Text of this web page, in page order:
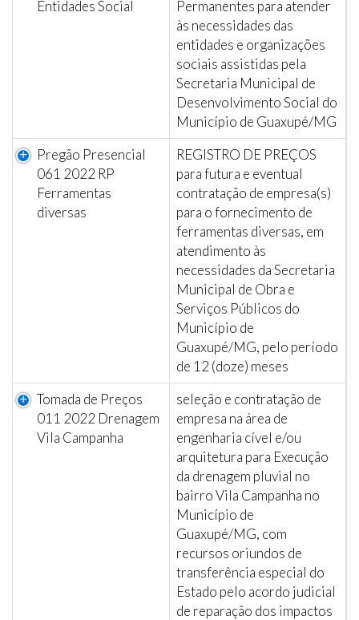
Entidades Social
Permanentes para atender
às necessidades das
entidades e organizações
sociais assistidas pela
Secretaria Municipal de
Desenvolvimento Social do
Município de Guaxupé/MG
Pregão Presencial
061 2022 RP
Ferramentas
diversas
REGISTRO DE PREÇOS
para futura e eventual
contratação de empresa(s)
para o fornecimento de
ferramentas diversas, em
atendimento às
necessidades da Secretaria
Municipal de Obra e
Serviços Públicos do
Município de
Guaxupé/MG, pelo período
de 12 (doze) meses
Tomada de Preços
011 2022 Drenagem
Vila Campanha
seleção e contratação de
empresa na área de
engenharia cível e/ou
arquitetura para Execução
da drenagem pluvial no
bairro Vila Campanha no
Município de
Guaxupé/MG, com
recursos oriundos de
transferência especial do
Estado pelo acordo judicial
de reparação dos impactos